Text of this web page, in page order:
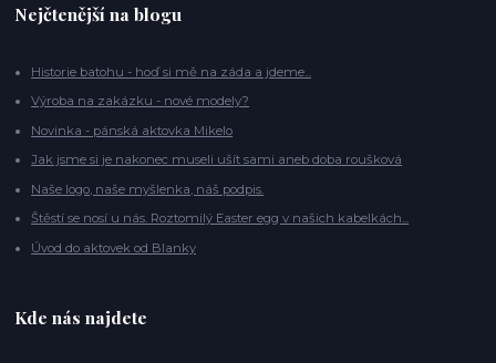
Nejčtenější na blogu
Historie batohu - hoď si mě na záda a jdeme...
Výroba na zakázku - nové modely?
Novinka - pánská aktovka Mikelo
Jak jsme si je nakonec museli ušít sami aneb doba roušková
Naše logo, naše myšlenka, náš podpis.
Štěstí se nosí u nás. Roztomilý Easter egg v našich kabelkách...
Úvod do aktovek od Blanky
Kde nás najdete